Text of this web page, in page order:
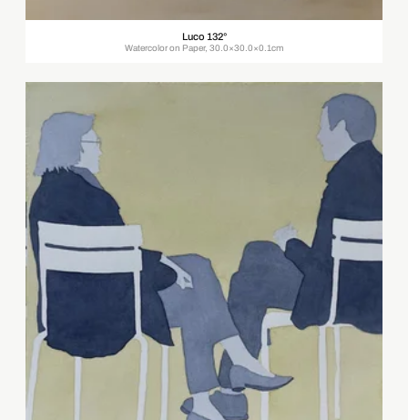
Luco 132°
Watercolor on Paper, 30.0×30.0×0.1cm